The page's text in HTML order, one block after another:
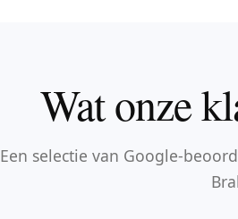
Wat onze
Een selectie van Google-